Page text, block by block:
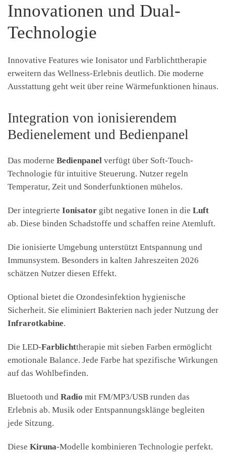
Innovationen und Dual-
Technologie
Innovative Features wie Ionisator und Farblichttherapie
erweitern das Wellness-Erlebnis deutlich. Die moderne
Ausstattung geht weit über reine Wärmefunktionen hinaus.
Integration von ionisierendem
Bedienelement und Bedienpanel
Das moderne Bedienpanel verfügt über Soft-Touch-
Technologie für intuitive Steuerung. Nutzer regeln
Temperatur, Zeit und Sonderfunktionen mühelos.
Der integrierte Ionisator gibt negative Ionen in die Luft
ab. Diese binden Schadstoffe und schaffen reine Atemluft.
Die ionisierte Umgebung unterstützt Entspannung und
Immunsystem. Besonders in kalten Jahreszeiten 2026
schätzen Nutzer diesen Effekt.
Optional bietet die Ozondesinfektion hygienische
Sicherheit. Sie eliminiert Bakterien nach jeder Nutzung der
Infrarotkabine.
Die LED-Farblichttherapie mit sieben Farben ermöglicht
emotionale Balance. Jede Farbe hat spezifische Wirkungen
auf das Wohlbefinden.
Bluetooth und Radio mit FM/MP3/USB runden das
Erlebnis ab. Musik oder Entspannungsklänge begleiten
jede Sitzung.
Diese Kiruna-Modelle kombinieren Technologie perfekt.